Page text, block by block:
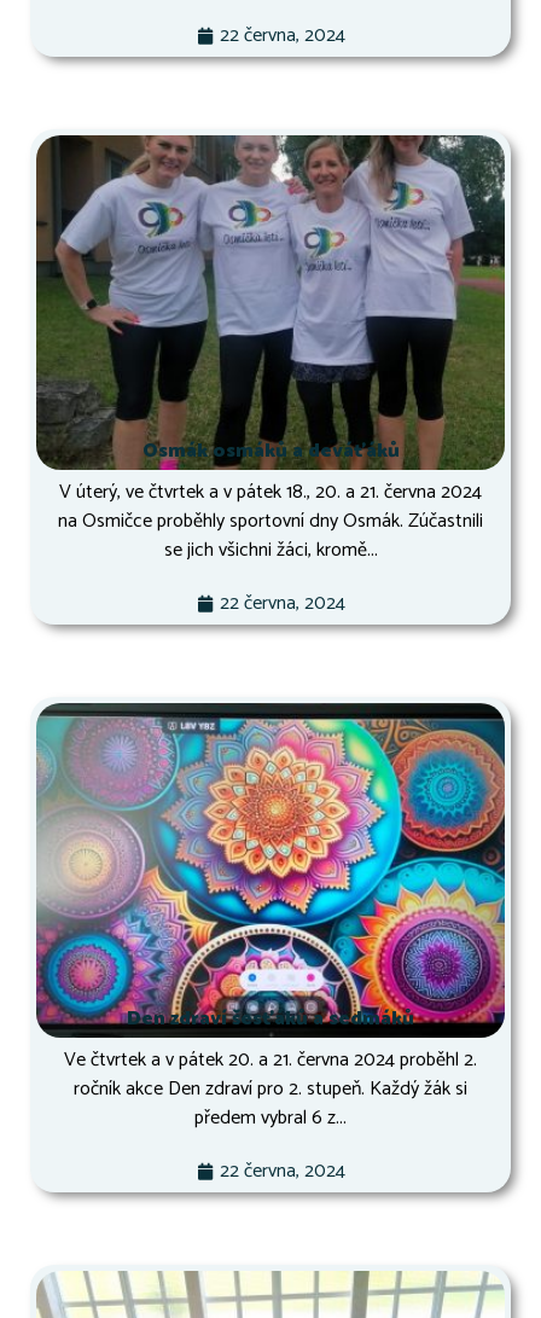
22 června, 2024
Osmák osmáků a deváťáků
V úterý, ve čtvrtek a v pátek 18., 20. a 21. června 2024
na Osmičce proběhly sportovní dny Osmák. Zúčastnili
se jich všichni žáci, kromě...
22 června, 2024
Den zdraví šesťáků a sedmáků
Ve čtvrtek a v pátek 20. a 21. června 2024 proběhl 2.
ročník akce Den zdraví pro 2. stupeň. Každý žák si
předem vybral 6 z...
22 června, 2024